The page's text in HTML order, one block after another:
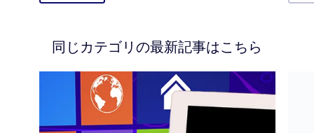
同じカテゴリの最新記事はこちら